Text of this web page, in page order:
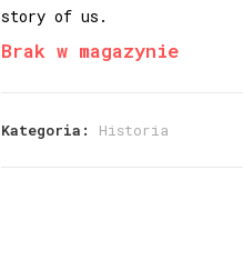
story of us.
Brak w magazynie
Kategoria: Historia